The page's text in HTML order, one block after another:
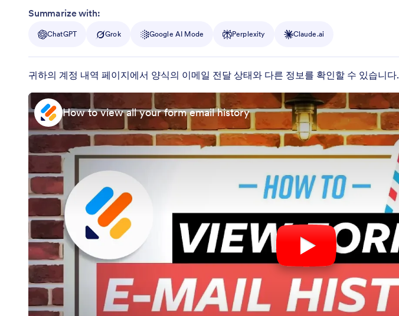
Post ID
Summarize with:
ChatGPT Grok Google AI Mode Perplexity Claude.ai
귀하의 계정 내역 페이지에서 양식의 이메일 전달 상태와 다른 정보를 확인할 수 있습니다.
How to view all your form email history